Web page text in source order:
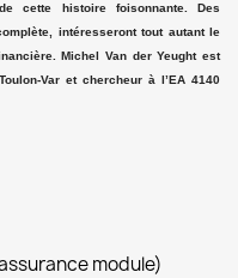
cette histoire foisonnante. Des
intéresseront tout autant le
Michel Van der Yeught est
Var et chercheur à l’EA 4140
module)